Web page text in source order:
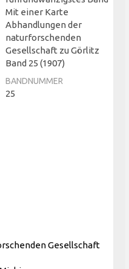
Mit einer Karte
Abhandlungen der
naturforschenden
Gesellschaft zu Görlitz
Band 25 (1907)
BANDNUMMER
25
Gesellschaft